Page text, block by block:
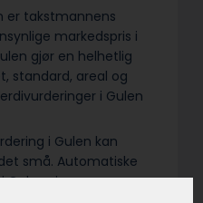
er takstmannens
markedspris i
gjør en helhetlig
standard, areal og
i Gulen
i Gulen kan
små. Automatiske
Gulen sine